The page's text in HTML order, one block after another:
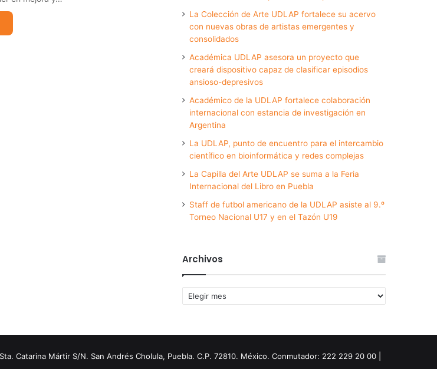
La Colección de Arte UDLAP fortalece su acervo
con nuevas obras de artistas emergentes y
consolidados
Académica UDLAP asesora un proyecto que
creará dispositivo capaz de clasificar episodios
ansioso-depresivos
Académico de la UDLAP fortalece colaboración
internacional con estancia de investigación en
Argentina
La UDLAP, punto de encuentro para el intercambio
científico en bioinformática y redes complejas
La Capilla del Arte UDLAP se suma a la Feria
Internacional del Libro en Puebla
Staff de futbol americano de la UDLAP asiste al 9.º
Torneo Nacional U17 y en el Tazón U19
Archivos
Archivos
Catarina Mártir S/N. San Andrés Cholula, Puebla. C.P. 72810. México. Conmutador: 222 229 20 00 |